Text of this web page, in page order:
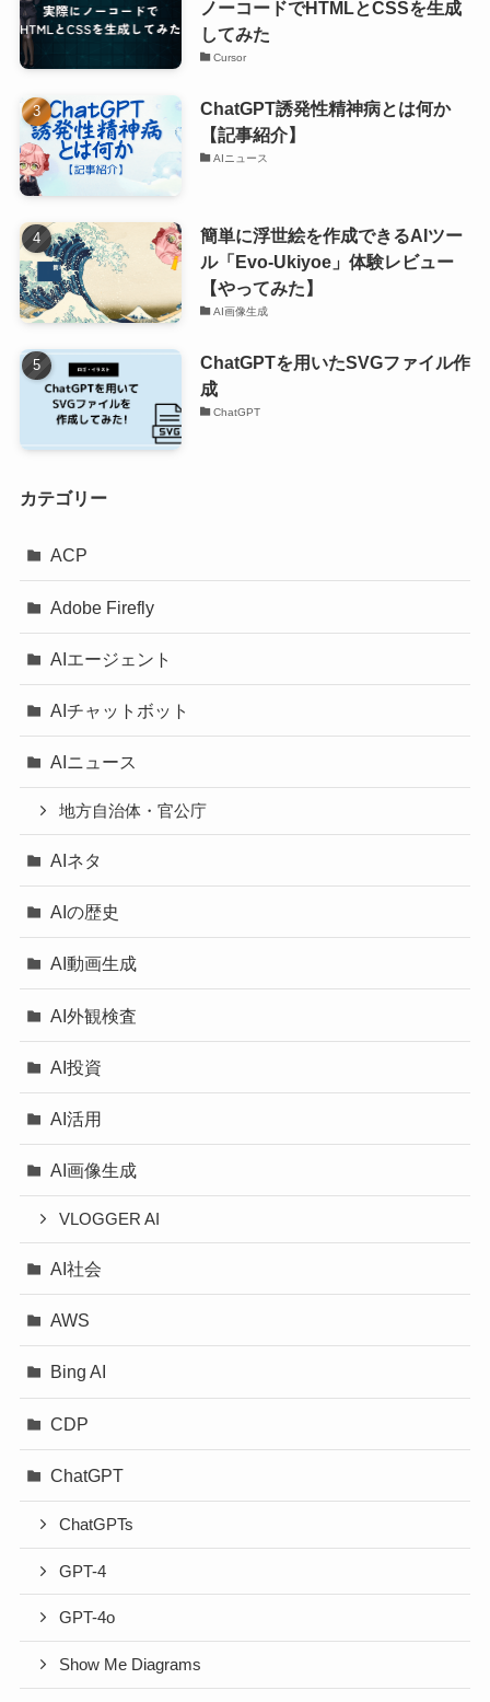
ノーコードでHTMLとCSSを生成
してみた
Cursor
ChatGPT誘発性精神病とは何か
【記事紹介】
AIニュース
簡単に浮世絵を作成できるAIツー
ル「Evo-Ukiyoe」体験レビュー
【やってみた】
AI画像生成
ChatGPTを用いたSVGファイル作
成
ChatGPT
カテゴリー
ACP
Adobe Firefly
AIエージェント
AIチャットボット
AIニュース
地方自治体・官公庁
AIネタ
AIの歴史
AI動画生成
AI外観検査
AI投資
AI活用
AI画像生成
VLOGGER AI
AI社会
AWS
Bing AI
CDP
ChatGPT
ChatGPTs
GPT-4
GPT-4o
Show Me Diagrams